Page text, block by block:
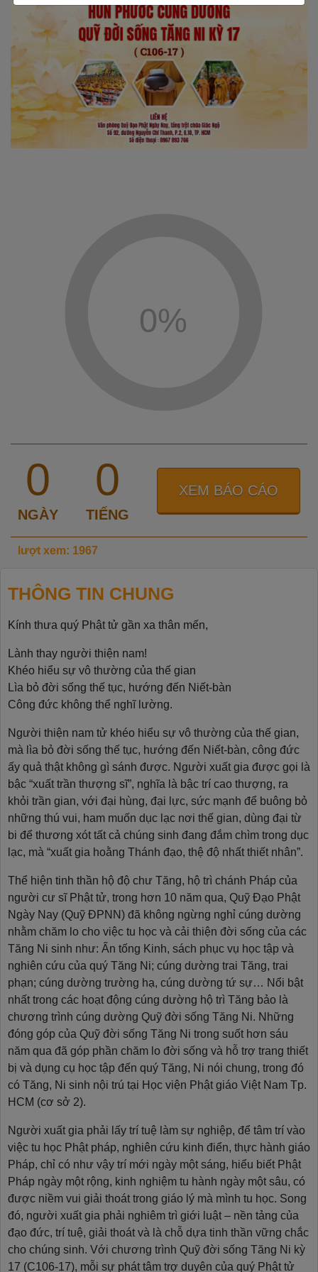
0%
0
NGÀY
0
TIẾNG
XEM BÁO CÁO
lượt xem: 1967
THÔNG TIN CHUNG
Kính thưa quý Phật tử gần xa thân mến,
Lành thay người thiện nam!
Khéo hiểu sự vô thường của thế gian
Lìa bỏ đời sống thế tục, hướng đến Niết-bàn
Công đức không thể nghĩ lường.
Người thiện nam tử khéo hiểu sự vô thường của thế gian,
mà lìa bỏ đời sống thế tục, hướng đến Niết-bàn, công đức
ấy quả thật không gì sánh được. Người xuất gia được gọi là
bậc “xuất trần thượng sĩ”, nghĩa là bậc trí cao thượng, ra
khỏi trần gian, với đại hùng, đại lực, sức mạnh để buông bỏ
những thú vui, ham muốn dục lạc nơi thế gian, dùng đại từ
bi để thương xót tất cả chúng sinh đang đắm chìm trong dục
lạc, mà “xuất gia hoằng Thánh đạo, thệ độ nhất thiết nhân”.
Thể hiện tinh thần hộ độ chư Tăng, hộ trì chánh Pháp của
người cư sĩ Phật tử, trong hơn 10 năm qua, Quỹ Đạo Phật
Ngày Nay (Quỹ ĐPNN) đã không ngừng nghỉ cúng dường
nhằm chăm lo cho việc tu học và cải thiện đời sống của các
Tăng Ni sinh như: Ấn tống Kinh, sách phục vụ học tập và
nghiên cứu của quý Tăng Ni; cúng dường trai Tăng, trai
phạn; cúng dường trường hạ, cúng dường tứ sự… Nổi bật
nhất trong các hoạt động cúng dường hộ trì Tăng bảo là
chương trình cúng dường Quỹ đời sống Tăng Ni. Những
đóng góp của Quỹ đời sống Tăng Ni trong suốt hơn sáu
năm qua đã góp phần chăm lo đời sống và hỗ trợ trang thiết
bị và dụng cụ học tập đến quý Tăng, Ni nói chung, trong đó
có Tăng, Ni sinh nội trú tại Học viện Phật giáo Việt Nam Tp.
HCM (cơ sở 2).
Người xuất gia phải lấy trí tuệ làm sự nghiệp, để tâm trí vào
việc tu học Phật pháp, nghiên cứu kinh điển, thực hành giáo
Pháp, chỉ có như vậy trí mới ngày một sáng, hiểu biết Phật
Pháp ngày một rộng, kinh nghiệm tu hành ngày một sâu, có
được niềm vui giải thoát trong giáo lý mà mình tu học. Song
đó, người xuất gia phải nghiêm trì giới luật – nền tảng của
đạo đức, trí tuệ, giải thoát và là chỗ dựa tinh thần vững chắc
cho chúng sinh. Với chương trình Quỹ đời sống Tăng Ni kỳ
17 (C106-17), mỗi sự phát tâm trợ duyên của quý Phật tử